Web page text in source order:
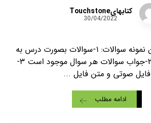
کتابهایTouchstone
30/04/2022
ویژگی های این نمونه سوالات: ۱-سوالات بصورت درس به
درس میباشد ۲-جواب سوالات هر سوال موجود است ۳-
فایل صوتی و متن فایل ...
ادامه مطلب